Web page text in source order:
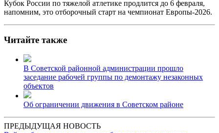
Кубок России по тяжелой атлетике продлится до 6 февраля,
напомним, это отборочный старт на чемпионат Европы‑2026.
Читайте также
В Советской районной администрации прошло
заседание рабочей группы по демонтажу незаконных
объектов
Об ограничении движения в Советском районе
ПРЕДЫДУЩАЯ НОВОСТЬ